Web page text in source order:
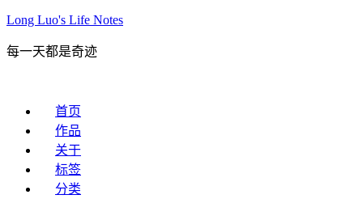
Long Luo's Life Notes
每一天都是奇迹
首页
作品
关于
标签
分类